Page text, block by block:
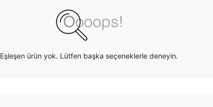
Eşleşen ürün yok. Lütfen başka seçeneklerle deneyin.